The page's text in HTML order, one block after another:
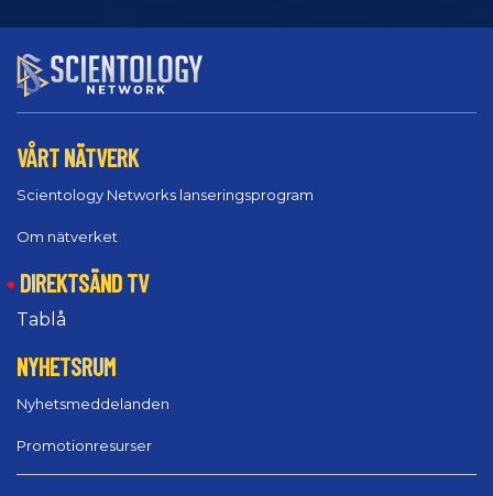
VÅRT NÄTVERK
Scientology Networks lanseringsprogram
Om nätverket
DIREKTSÄND TV
Tablå
NYHETSRUM
Nyhetsmeddelanden
Promotionresurser